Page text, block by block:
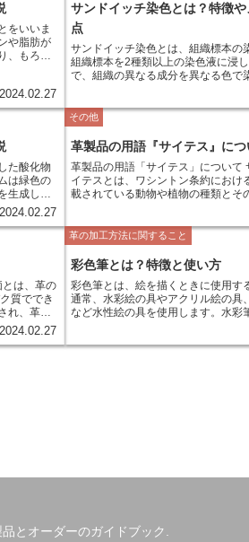
用などが
切な処理
をいいま
や脂肪が
、もろく
2024.02.27
サンドイッチ染色とは？特徴
点
サンドイッチ染色とは、組織標本の
組織標本を2種類以上の染色液に浸
で、組織の異なる成分を異なる色で
す。組織全体の構造を把握したり、
して観察したりするのに適しています。 サンド
染色の特徴は、組織の異なる成分を
けることができることです。また、
簡単で、再現性が高いことから、広
す。サンドイッチ染色のメリットは
細に観察することができることです
分を強調して観察することで、組織
解するのに役立ちます。 サンドイッチ染色の注意点と
しては、染色液の濃度や染色時間を
要です。また、染色した組織標本を
とが大切です。
た酸化物
は緑色の
生成しま
て使用さ
ます。ま
され、塗
2024.02.27
その他
革製品の用語『サイテス』につ
革製品の用語「サイテス」について サイテスの概要 サ
イテスとは、ワシントン条約におけ
載されている動物や植物の種類とそ
て、輸出入に際しての許可証発行等
度である。この制度は、絶滅危惧種
ることを防ぐことを目的としている。 ワシントン条
は、1973年の「絶滅のおそれのある
際取引に関する条約」に基づき1975
際協定である。この条約は、絶滅の
動植物の国際取引を規制することで
としている。 ワシントン条約は、附属書I、附属書II、
附属書IIIの3つの附属書からなる。附
危機にある種が掲載されており、附
危機が差し迫っている種が掲載され
質ででき
れ、革の
いほど、
考えられ
価は革の
概に酸価
2024.02.27
革の加工方法に関すること
彩色筆とは？特徴と使い方
彩色筆とは、絵を描くときに使用す
通常、水彩絵の具やアクリル絵の具
など水性絵の具を使用します。水彩
り、筆先が固いため、細かい線を描
す。また、水彩筆よりも穂先の広が
かい筆は水彩絵の具に向いており、
とオーダーのガイドブック.